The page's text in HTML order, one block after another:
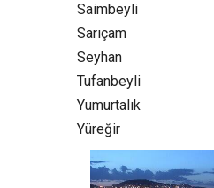
Saimbeyli
Sarıçam
Seyhan
Tufanbeyli‎
Yumurtalık‎
Yüreğir